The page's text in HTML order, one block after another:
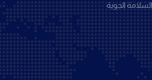
الجوية